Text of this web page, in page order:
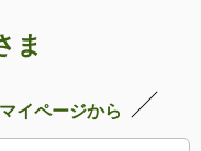
ま
イページから